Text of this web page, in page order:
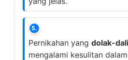
5.
Pernikahan yang dolak-
mengalami kesulitan